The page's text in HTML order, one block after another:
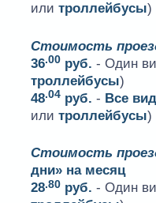
илитроллейбусы)
Стоимость
36.00 руб. - Один
троллейбусы)
48.04 руб. - Все
илитроллейбусы)
Стоимость
дни» на месяц
28.80 руб. - Один